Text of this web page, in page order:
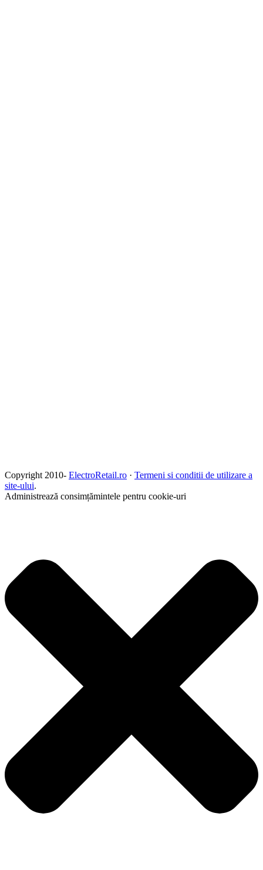
Copyright 2010- ElectroRetail.ro · Termeni si conditii de utilizare a
site-ului.
Administrează consimțămintele pentru cookie-uri